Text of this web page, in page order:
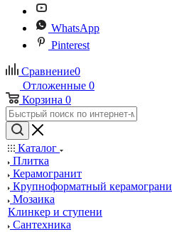
WhatsApp
Pinterest
Сравнение0
Отложенные 0
Корзина 0
Каталог
Плитка
Керамогранит
Крупноформатный
Мозаика
Клинкер и ступени
Сантехника